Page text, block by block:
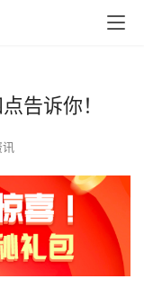
告诉你！
讯